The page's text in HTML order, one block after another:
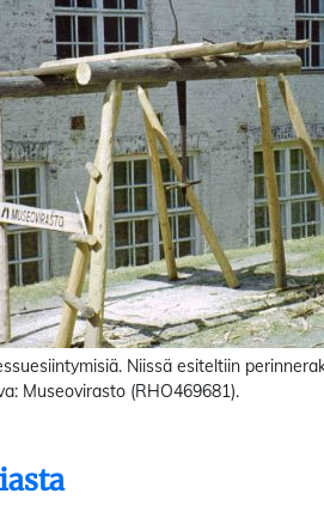
Niissä esiteltiin
Museovirasto (RHO469681).